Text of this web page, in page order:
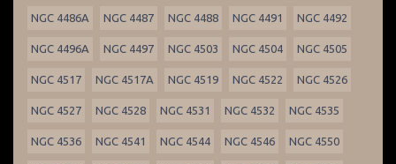
NGC 4486A NGC 4487 NGC 4488 NGC 4491 NGC 4492
NGC 4496A NGC 4497 NGC 4503 NGC 4504 NGC 4505
NGC 4517 NGC 4517A NGC 4519 NGC 4522 NGC 4526
NGC 4527 NGC 4528 NGC 4531 NGC 4532 NGC 4535
NGC 4536 NGC 4541 NGC 4544 NGC 4546 NGC 4550